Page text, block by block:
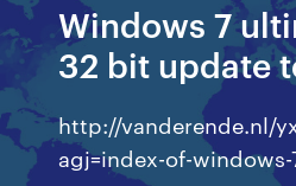
Windows 7
32 bit update
http://vanderende.nl/
agj=index-of-